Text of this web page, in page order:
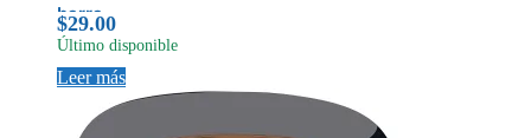
barra
$29.00
Último disponible
Leer más